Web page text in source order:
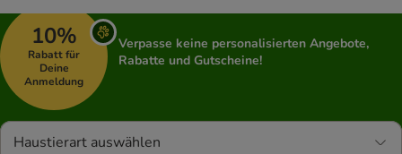
10%
Rabatt für
Deine
Anmeldung
Verpasse keine personalisierten Angebote,
Rabatte und Gutscheine!
Haustierart auswählen